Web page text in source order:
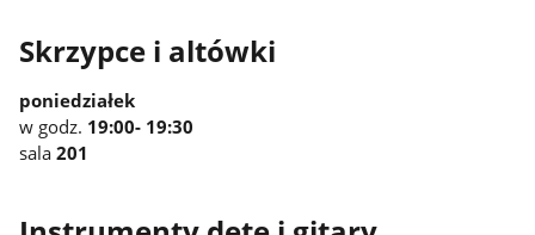
Skrzypce i altówki
poniedziałek
w godz. 19:00- 19:30
sala201